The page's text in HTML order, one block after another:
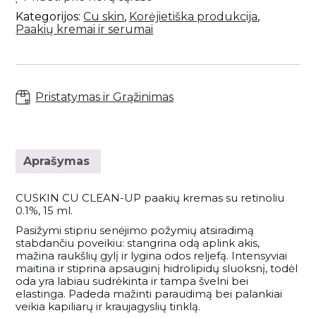
Paakių kremai ir serumai
Paakių kaukės
Lūpų priežiūra
Savaiminio įdegio priemonės veidui
Savaiminio įdegio priemonės kūnui
Anticeliulitinės priemonės
Vonios druskos
Apsauga nuo saulės kūnui
Skaistalai
Akių pieštukai
Lūpų pieštukai
Makiažo rinkiniai
Plaukų kondicionieriai
Plaukų kaukės ir ampulės
Nenuskalaujami kondicionieriai
Plaukų serumai ir aliejai
Plaukų šepečiai
Rinkiniai su nuolaida
Sportinės Liemenelės
Sijonai
Tamprės
Rinkiniai
Pasiūlymai
Prekiniai ženklai
Dovanų kuponai
VISOS PREKĖS
CLEAN-
UP
paakių
15ml
Kategorijos:Cu skin, Korėjietiška produkcija,
Paakių kremai ir serumai
Pristatymas ir Grąžinimas
Aprašymas
CUSKIN CU CLEAN-UP paakių kremas su retinoliu
0.1%, 15 ml.
Pasižymi stipriu senėjimo požymių atsiradimą
stabdančiu poveikiu: stangrina odą aplink akis,
mažina raukšlių gylį ir lygina odos reljefą. Intensyviai
maitina ir stiprina apsauginį hidrolipidų sluoksnį, todėl
oda yra labiau sudrėkinta ir tampa švelni bei
elastinga. Padeda mažinti paraudimą bei palankiai
veikia kapiliarų ir kraujagyslių tinklą.